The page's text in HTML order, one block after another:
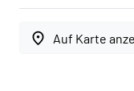
place Auf Karte